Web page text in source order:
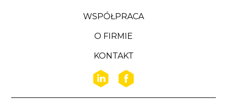
WSPÓŁPRACA
O FIRMIE
KONTAKT